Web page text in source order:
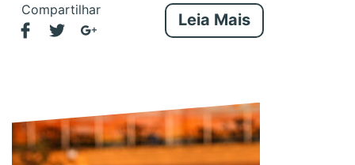
Compartilhar
Leia Mais